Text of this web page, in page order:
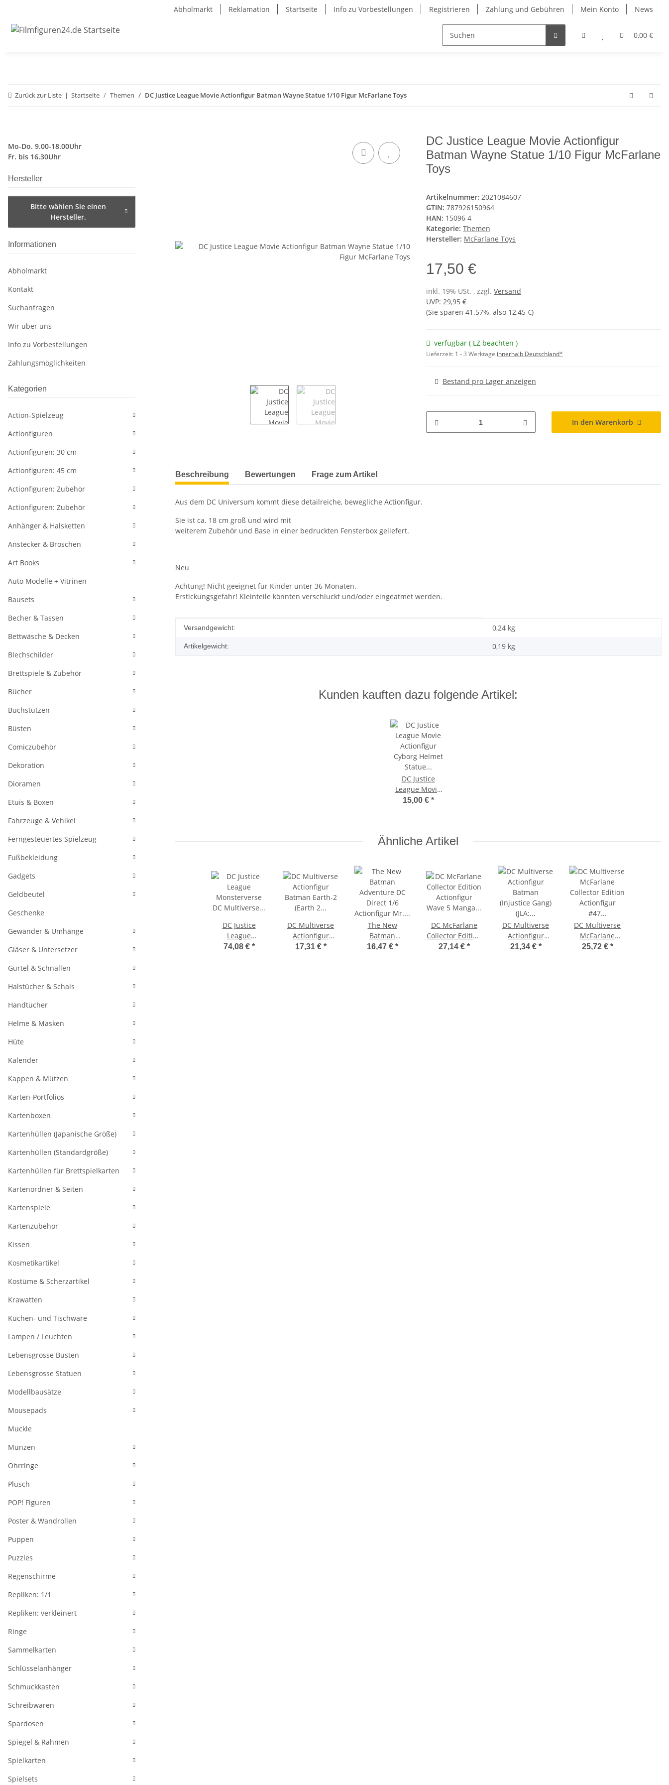
Abholmarkt Reklamation Startseite Info zu Vorbestellungen Registrieren Zahlung und Gebühren Mein Konto News
0,00 €
Zurück zur Liste Startseite Themen DC Justice League Movie Actionfigur Batman Wayne Statue 1/10 Figur McFarlane Toys
DC Justice League Movie Actionfigur
Batman Wayne Statue 1/10 Figur McFarlane
Toys
Artikelnummer: 2021084607
GTIN: 787926150964
HAN: 15096 4
Kategorie: Themen
Hersteller: McFarlane Toys
17,50 €
inkl. 19% USt. , zzgl. Versand
UVP: 29,95 €
(Sie sparen 41.57%, also 12,45 €)
verfügbar ( LZ beachten )
Lieferzeit: 1 - 3 Werktage innerhalb Deutschland*
Bestand pro Lager anzeigen
In den Warenkorb
weitere Registerkarten anzeigen
Beschreibung Bewertungen Frage zum Artikel
Aus dem DC Universum kommt diese detailreiche, bewegliche Actionfigur.
Sie ist ca. 18 cm groß und wird mit
weiterem Zubehör und Base in einer bedruckten Fensterbox geliefert.
Neu
Achtung! Nicht geeignet für Kinder unter 36 Monaten.
Erstickungsgefahr! Kleinteile könnten verschluckt und/oder eingeatmet werden.
Produkteigenschaft
Wert
Versandgewicht: 0,24 kg
Artikelgewicht: 0,19 kg
Kunden kauften dazu folgende Artikel:
DC Justice
League Movie
Actionfigur
Toys
15,00 € *
Ähnliche Artikel
DC Justice
League
Monsterverse
74,08 € *
DC Multiverse
Actionfigur
Batman Earth-2
17,31 € *
The New
Batman
Adventure DC
16,47 € *
DC McFarlane
Collector Edition
Actionfigur
27,14 € *
DC Multiverse
Actionfigur
Batman
21,34 € *
DC Multiverse
McFarlane
Collector Edition
25,72 € *
Mo-Do. 9.00-18.00Uhr
Fr. bis 16.30Uhr
Hersteller
Bitte wählen Sie einen
Hersteller.
Informationen
Abholmarkt
Kontakt
Suchanfragen
Wir über uns
Info zu Vorbestellungen
Zahlungsmöglichkeiten
Kategorien
Action-Spielzeug
Actionfiguren
Actionfiguren: 30 cm
Actionfiguren: 45 cm
Actionfiguren: Zubehör
Actionfiguren: Zubehör
Anhänger & Halsketten
Anstecker & Broschen
Art Books
Auto Modelle + Vitrinen
Bausets
Becher & Tassen
Bettwäsche & Decken
Blechschilder
Brettspiele & Zubehör
Bücher
Buchstützen
Büsten
Comiczubehör
Dekoration
Dioramen
Etuis & Boxen
Fahrzeuge & Vehikel
Ferngesteuertes Spielzeug
Fußbekleidung
Gadgets
Geldbeutel
Geschenke
Gewänder & Umhänge
Gläser & Untersetzer
Gürtel & Schnallen
Halstücher & Schals
Handtücher
Helme & Masken
Hüte
Kalender
Kappen & Mützen
Karten-Portfolios
Kartenboxen
Kartenhüllen (Japanische Größe)
Kartenhüllen (Standardgröße)
Kartenhüllen für Brettspielkarten
Kartenordner & Seiten
Kartenspiele
Kartenzubehör
Kissen
Kosmetikartikel
Kostüme & Scherzartikel
Krawatten
Küchen- und Tischware
Lampen / Leuchten
Lebensgrosse Büsten
Lebensgrosse Statuen
Modellbausätze
Mousepads
Muckle
Münzen
Ohrringe
Plüsch
POP! Figuren
Poster & Wandrollen
Puppen
Puzzles
Regenschirme
Repliken: 1/1
Repliken: verkleinert
Ringe
Sammelkarten
Schlüsselanhänger
Schmuckkasten
Schreibwaren
Spardosen
Spiegel & Rahmen
Spielkarten
Spielsets